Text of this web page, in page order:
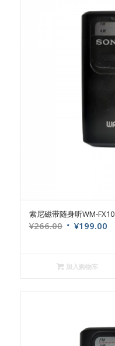
索尼磁带随身听WM-
¥266.00 原
¥266.00。
¥199.00当
加入购物车